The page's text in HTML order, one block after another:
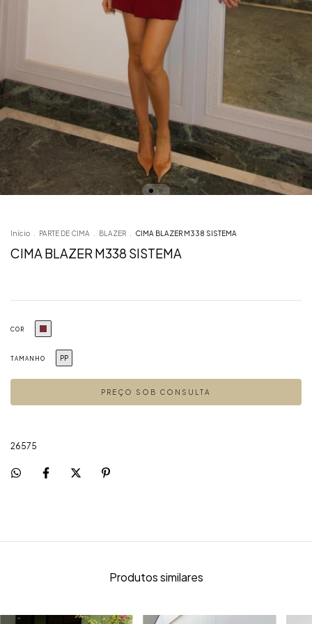
Início PARTE DE CIMA BLAZER CIMA BLAZER M338 SISTEMA
CIMA BLAZER M338 SISTEMA
COR
TAMANHO PP
26575
Produtos similares